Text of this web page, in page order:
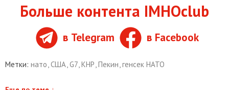
Больше контента IMHOclub
в Telegram в Facebook
Метки: нато,США,G7,КНР,Пекин,генсек НАТО